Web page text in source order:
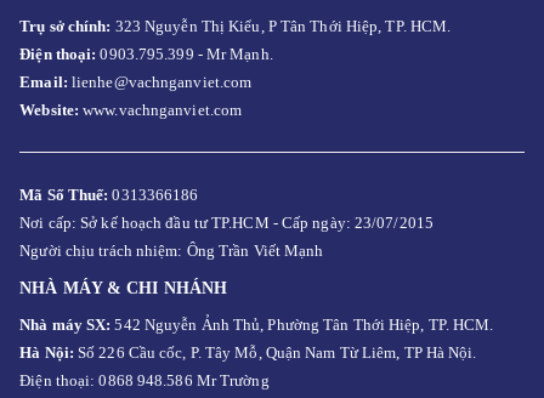
Trụ sở chính: 323 Nguyễn Thị Kiểu, P Tân Thới Hiệp, TP. HCM.
Điện thoại:0903.795.399 - Mr Mạnh.
Email: lienhe@vachnganviet.com
Website:www.vachnganviet.com
Mã Số Thuế:0313366186
Nơi cấp: Sở kế hoạch đầu tư TP.HCM - Cấp ngày: 23/07/2015
Người chịu trách nhiệm: Ông Trần Viết Mạnh
NHÀ MÁY & CHI NHÁNH
Nhà máy SX:542 Nguyễn Ảnh Thủ, Phường Tân Thới Hiệp, TP. HCM.
Hà Nội:Số 226 Cầu cốc, P. Tây Mỗ, Quận Nam Từ Liêm, TP Hà Nội.
Điện thoại: 0868 948.586 Mr Trường